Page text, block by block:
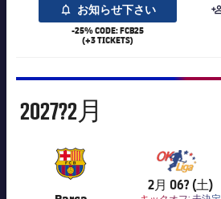
お知らせ下さい
-25% CODE: FCB25
(+3 TICKETS)
2月
2027?2月
7,016
2月 06? (土)